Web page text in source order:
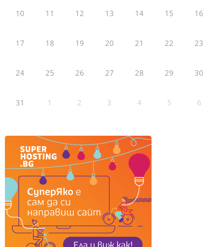
10 11 12 13 14 15 16
17 18 19 20 21 22 23
24 25 26 27 28 29 30
31 1 2 3 4 5 6